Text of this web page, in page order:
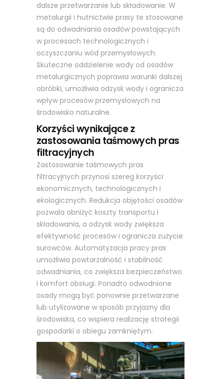
dalsze przetwarzanie lub składowanie. W
metalurgii i hutnictwie prasy te stosowane
są do odwadniania osadów powstających
w procesach technologicznych i
oczyszczaniu wód przemysłowych.
Skuteczne oddzielenie wody od osadów
metalurgicznych poprawia warunki dalszej
obróbki, umożliwia odzysk wody i ogranicza
wpływ procesów przemysłowych na
środowisko naturalne.
Korzyści wynikające z
zastosowania taśmowych pras
filtracyjnych
Zastosowanie taśmowych pras
filtracyjnych przynosi szereg korzyści
ekonomicznych, technologicznych i
ekologicznych. Redukcja objętości osadów
pozwala obniżyć koszty transportu i
składowania, a odzysk wody zwiększa
efektywność procesów i ogranicza zużycie
surowców. Automatyzacja pracy pras
umożliwia powtarzalność i stabilność
odwadniania, co zwiększa bezpieczeństwo
i komfort obsługi. Ponadto odwodnione
osady mogą być ponownie przetwarzane
lub utylizowane w sposób przyjazny dla
środowiska, co wspiera realizację strategii
gospodarki o obiegu zamkniętym.